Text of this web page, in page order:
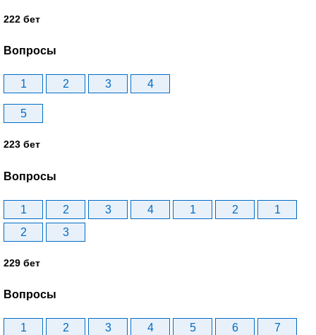
222 бет
Вопросы
1 2 3 4
5
223 бет
Вопросы
1 2 3 4 1 2
1
2
3
229 бет
Вопросы
1 2 3 4 5 6
7